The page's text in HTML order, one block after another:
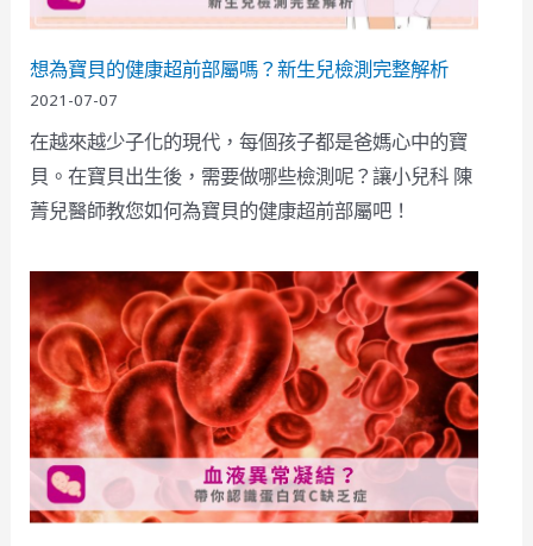
想為寶貝的健康超前部屬嗎？新生兒檢測完整解析
2021-07-07
在越來越少子化的現代，每個孩子都是爸媽心中的寶
貝。在寶貝出生後，需要做哪些檢測呢？讓小兒科 陳
菁兒醫師教您如何為寶貝的健康超前部屬吧！